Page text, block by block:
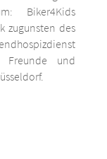
Biker4Kids
zugunsten des
Freunde und